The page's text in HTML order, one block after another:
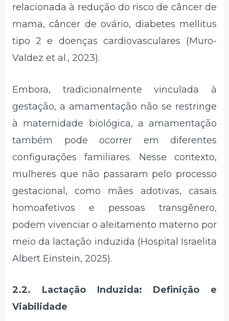
relacionada à redução do risco de câncer de
mama, câncer de ovário, diabetes mellitus
tipo 2 e doenças cardiovasculares (Muro-
Valdez et al., 2023).
Embora, tradicionalmente vinculada à
gestação, a amamentação não se restringe
à maternidade biológica, a amamentação
também pode ocorrer em diferentes
configurações familiares. Nesse contexto,
mulheres que não passaram pelo processo
gestacional, como mães adotivas, casais
homoafetivos e pessoas transgênero,
podem vivenciar o aleitamento materno por
meio da lactação induzida (Hospital Israelita
Albert Einstein, 2025).
2.2. Lactação Induzida: Definição e
Viabilidade